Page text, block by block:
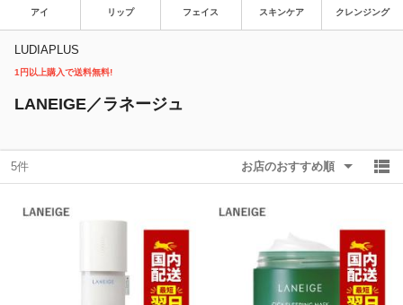
アイ リップ フェイス スキンケア クレンジング
LUDIAPLUS
1円以上購入で送料無料!
LANEIGE／ラネージュ
5件 お店のおすすめ順
送料無料 タイムセール
Pontaパス特典対象すべて
除外ワード
送料無料 タイムセール
Pontaパス特典対象すべて
除外ワード